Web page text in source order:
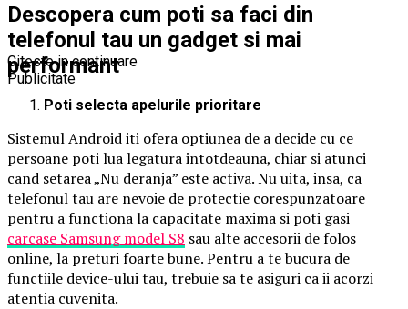
Descopera cum poti sa faci din
telefonul tau un gadget si mai
performant
Poti selecta apelurile prioritare
Sistemul Android iti ofera optiunea de a decide cu ce
persoane poti lua legatura intotdeauna, chiar si atunci
cand setarea „Nu deranja” este activa. Nu uita, insa, ca
telefonul tau are nevoie de protectie corespunzatoare
pentru a functiona la capacitate maxima si poti gasi
carcase Samsung model S8 sau alte accesorii de folos
online, la preturi foarte bune. Pentru a te bucura de
functiile device-ului tau, trebuie sa te asiguri ca ii acorzi
atentia cuvenita.
Citeste in continuare
Publicitate